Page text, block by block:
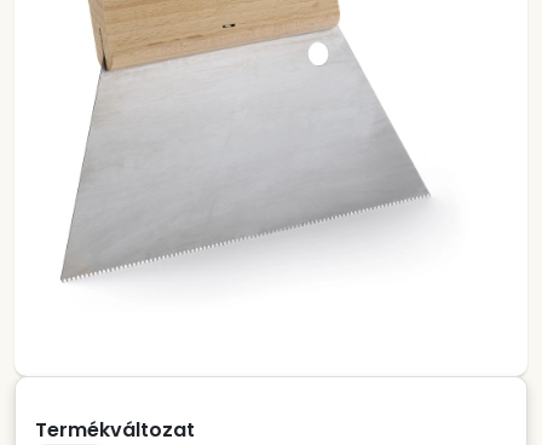
Termékváltozat